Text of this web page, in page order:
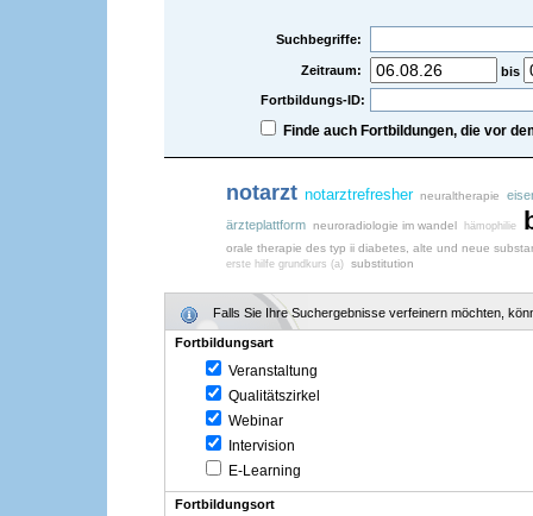
Suchbegriffe:
Zeitraum:
bis
Fortbildungs-ID:
Finde auch Fortbildungen, die vor
notarzt notarztrefresher neuraltherapie
ärzteplattform neuroradiologie im wandel hämophilie
orale therapie des typ ii diabetes, alte und neue
erste hilfe grundkurs (a) substitution
Falls Sie Ihre Suchergebnisse verfeinern möchten,
Fortbildungsart
Veranstaltung
Qualitätszirkel
Webinar
Intervision
E-Learning
Fortbildungsort